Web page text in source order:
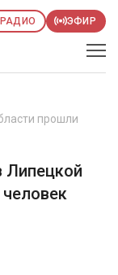
РАДИО ЭФИР
прошли
Липецкой